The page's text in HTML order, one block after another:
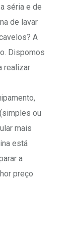
séria e de
de lavar
A
Dispomos
realizar
ou
mais
está
a
preço